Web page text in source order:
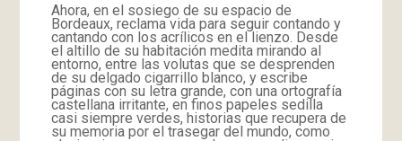
Ahora, en el sosiego de su espacio de
Bordeaux, reclama vida para seguir contando y
cantando con los acrílicos en el lienzo. Desde
el altillo de su habitación medita mirando al
entorno, entre las volutas que se desprenden
de su delgado cigarrillo blanco, y escribe
páginas con su letra grande, con una ortografía
castellana irritante, en finos papeles sedilla
casi siempre verdes, historias que recupera de
su memoria por el trasegar del mundo, como